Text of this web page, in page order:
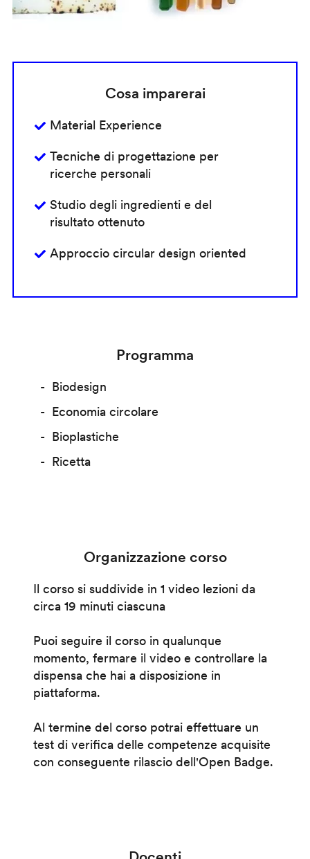
Cosa imparerai
Material Experience
Tecniche di progettazione per
ricerche personali
Studio degli ingredienti e del
risultato ottenuto
Approccio circular design oriented
Programma
Biodesign
Economia circolare
Bioplastiche
Ricetta
Organizzazione corso
Il corso si suddivide in 1 video lezioni da
circa 19 minuti ciascuna
Puoi seguire il corso in qualunque
momento, fermare il video e controllare la
dispensa che hai a disposizione in
piattaforma.
Al termine del corso potrai effettuare un
test di verifica delle competenze acquisite
con conseguente rilascio dell'Open Badge.